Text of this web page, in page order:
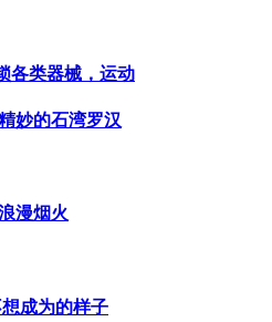
各类器械，运动
妙的石湾罗汉
漫烟火
成为的样子